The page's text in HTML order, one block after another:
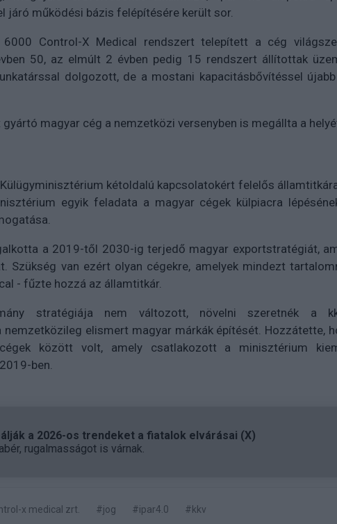
járó működési bázis felépítésére került sor.
Control-X Medical rendszert telepített a cég
50, az elmúlt 2 évben pedig 15 rendszert állítottak
dolgozott, de a mostani kapacitásbővítéssel
magyar cég a nemzetközi versenyben is megállta a
kétoldalú kapcsolatokért felelős
egyik feladata a magyar cégek külpiacra
a 2019-től 2030-ig terjedő magyar exportstratégiát,
Szükség van ezért olyan cégekre, amelyek mindezt
- fűzte hozzá az államtitkár.
stratégiája nem változott, növelni szeretnék a
elismert magyar márkák építését. Hozzátette,
között volt, amely csatlakozott a minisztérium
ben.
a 2026-os trendeket a fiatalok elvárásai (X)
rugalmasságot is várnak.
x medical zrt. #jog #ipar4.0 #kkv